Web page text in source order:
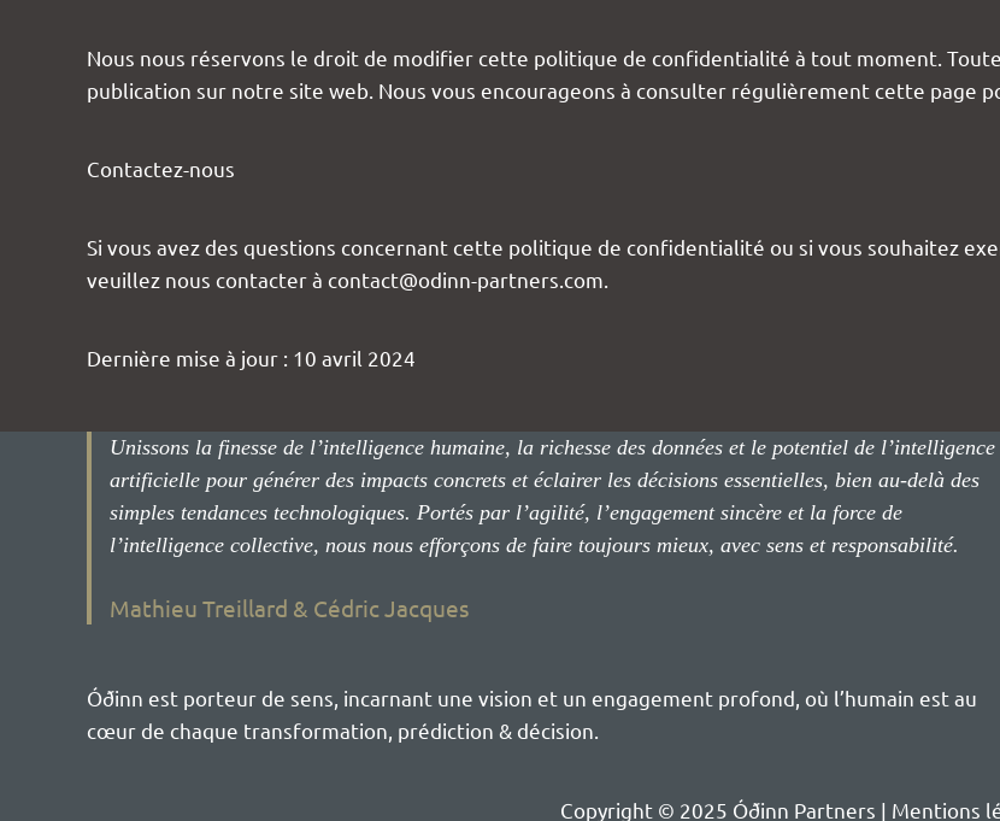
Nous nous réservons le droit de modifier cette politique de confidentialité à tout moment.
publication sur notre site web. Nous vous encourageons à consulter régulièrement cette page
Contactez-nous
Si vous avez des questions concernant cette politique de confidentialité ou si vous souhaitez
veuillez nous contacter à contact@odinn-partners.com.
Dernière mise à jour : 10 avril 2024
Unissons la finesse de l’intelligence humaine, la richesse des données et le potentiel de l’intelligence
artificielle pour générer des impacts concrets et éclairer les décisions essentielles, bien au-delà des
simples tendances technologiques. Portés par l’agilité, l’engagement sincère et la force de
l’intelligence collective, nous nous efforçons de faire toujours mieux, avec sens et responsabilité.
Mathieu Treillard & Cédric Jacques
Óðinn est porteur de sens, incarnant une vision et un engagement profond, où l’humain est au
cœur de chaque transformation, prédiction & décision.
Copyright © 2025 Óðinn Partners | Mentions